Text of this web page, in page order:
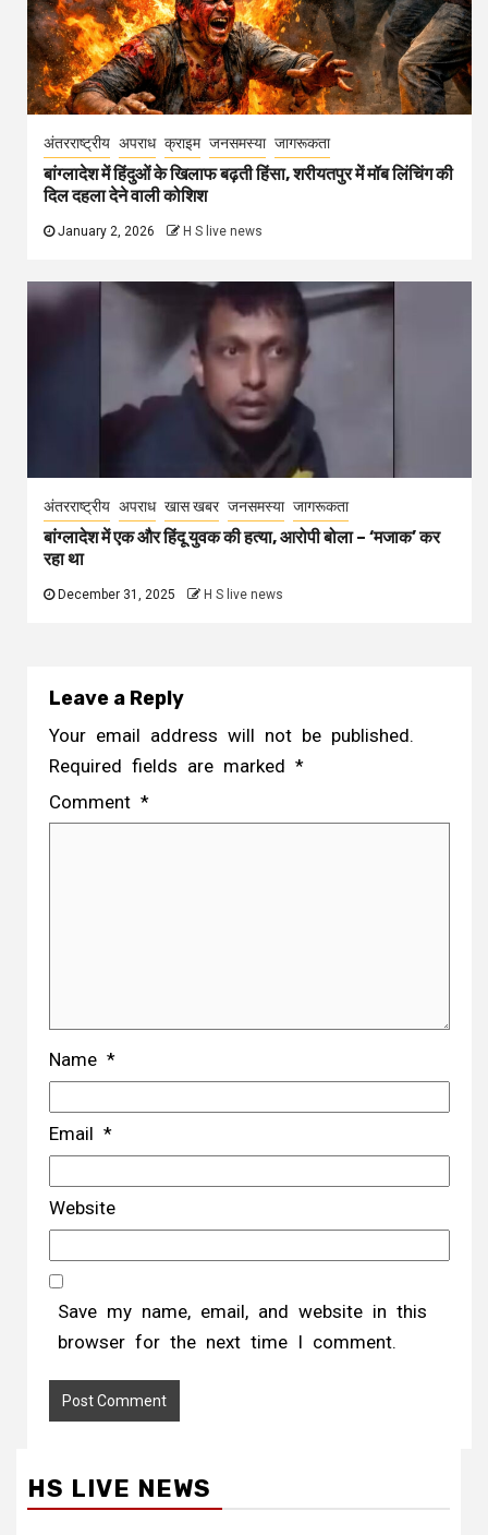
अंतरराष्ट्रीय अपराध क्राइम जनसमस्या जागरूकता
बांग्लादेश में हिंदुओं के खिलाफ बढ़ती हिंसा, शरीयतपुर में मॉब लिंचिंग की
दिल दहला देने वाली कोशिश
January 2, 2026 H S live news
अंतरराष्ट्रीय अपराध खास खबर जनसमस्या जागरूकता
बांग्लादेश में एक और हिंदू युवक की हत्या, आरोपी बोला – ‘मजाक’ कर
रहा था
December 31, 2025 H S live news
Leave a Reply
Your email address will not be published.
Required fields are marked *
Comment *
Name *
Email *
Website
Save my name, email, and website in this
browser for the next time I comment.
HS LIVE NEWS